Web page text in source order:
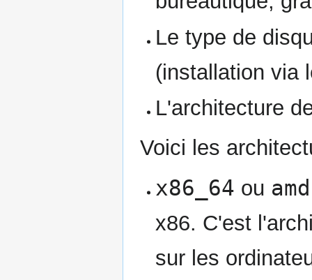
Le type de
(installation via
L'architecture
Voici les
x86_64 ou
x86. C'est
sur les